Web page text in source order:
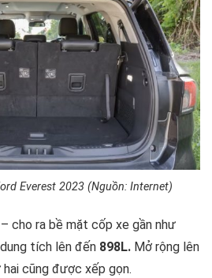
Everest 2023 (Nguồn: Internet)
cho ra bề mặt cốp xe gần như
tích lên đến 898L. Mở rộng lên
cũng được xếp gọn.